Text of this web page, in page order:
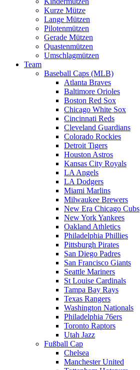
Kurze Mütze
Lange Mützen
Pilotenmützen
Gerade Mützen
Quastenmützen
Umschlagmützen
Team
Baseball Caps (MLB)
Atlanta Braves
Baltimore Orioles
Boston Red Sox
Chicago White Sox
Cincinnati Reds
Cleveland Guardians
Colorado Rockies
Detroit Tigers
Houston Astros
Kansas City Royals
LA Angels
LA Dodgers
Miami Marlins
Milwaukee Brewers
New Era Chicago Cubs
New York Yankees
Oakland Athletics
Philadelphia Phillies
Pittsburgh Pirates
San Diego Padres
San Francisco Giants
Seattle Mariners
St Louise Cardinals
Tampa Bay Rays
Texas Rangers
Washington Nationals
Philadelphia 76ers
Toronto Raptors
Utah Jazz
Fußball Cap
Chelsea
Manchester United